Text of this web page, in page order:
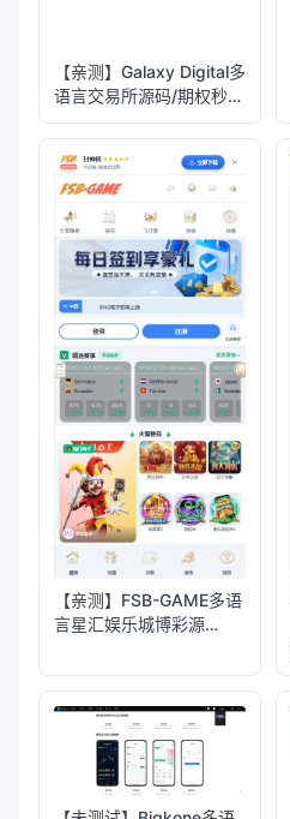
【亲测】Galaxy Digital多
语言交易所源码/期权秒合
约+杠杆合约+智能合约投
资理财+NTF+贷款+输赢
控制
【亲测】FSB-GAME多语
言星汇娱乐城博彩源